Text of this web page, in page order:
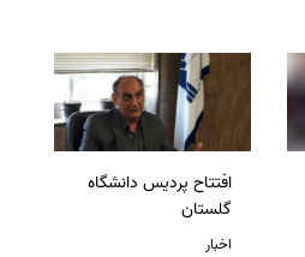
افتتاح پردیس دانشگاه
گلستان
اخبار